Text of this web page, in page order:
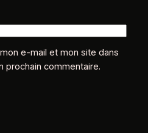
e-mail et mon site dans
prochain commentaire.